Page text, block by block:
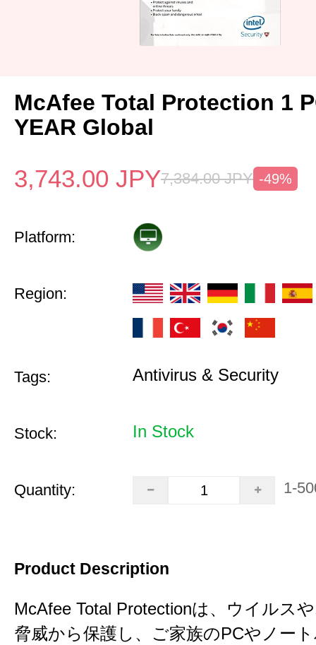
McAfee Total Protection 1
YEAR Global
3,743.00 JPY7,384.00 JPY -49%
Platform:
Region:
Tags: Antivirus & Security
Stock: In Stock
Quantity: 1-
Product Description
McAfee Total Protectionは、ウイルス
脅威から保護し、ご家族のPCやノー